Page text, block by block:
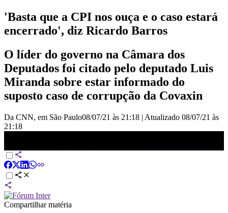
'Basta que a CPI nos ouça e o caso estará
encerrado', diz Ricardo Barros
O líder do governo na Câmara dos
Deputados foi citado pelo deputado Luis
Miranda sobre estar informado do
suposto caso de corrupção da Covaxin
Da CNN, em São Paulo08/07/21 às 21:18 | Atualizado 08/07/21 às
21:18
Compartilhar matéria